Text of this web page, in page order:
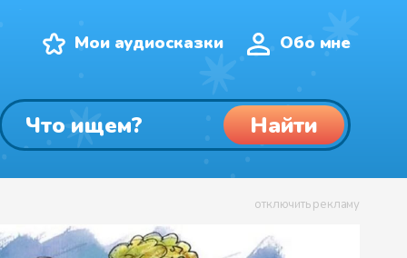
Мои аудиосказки Обо мне
Найти
отключить рекламу